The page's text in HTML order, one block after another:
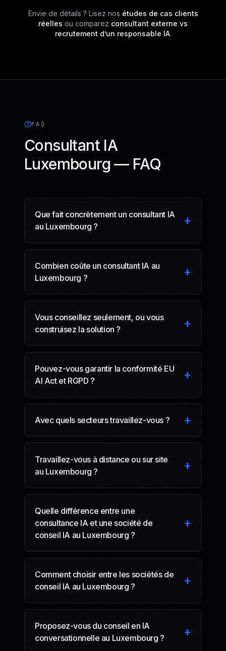
Envie de détails ? Lisez nos études de cas clients
réelles ou comparez consultant externe vs
recrutement d’un responsable IA.
FAQ
Consultant IA
Luxembourg — FAQ
Que fait concrètement un consultant IA
au Luxembourg ?
+
Combien coûte un consultant IA au
Luxembourg ?
+
Vous conseillez seulement, ou vous
construisez la solution ?
+
Pouvez-vous garantir la conformité EU
AI Act et RGPD ?
+
Avec quels secteurs travaillez-vous ? +
Travaillez-vous à distance ou sur site
au Luxembourg ?
+
Quelle différence entre une
consultance IA et une société de
conseil IA au Luxembourg ?
+
Comment choisir entre les sociétés de
conseil IA au Luxembourg ?
+
Proposez-vous du conseil en IA
conversationnelle au Luxembourg ?
+